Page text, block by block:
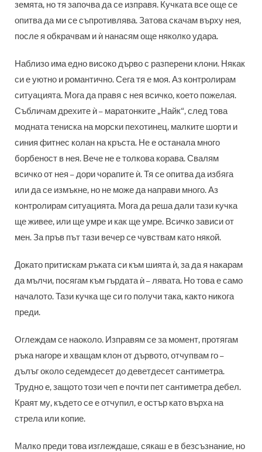
земята, но тя започва да се изправя. Кучката все още се
опитва да ми се съпротивлява. Затова скачам върху нея,
после я об­крачвам и ѝ нанасям още няколко удара.
Наблизо има едно високо дърво с разперени клони. Някак
си е уютно и романтично. Сега тя е моя. Аз контролирам
ситуацията. Мога да правя с нея всичко, което пожелая.
Събличам дрехите ѝ – маратонките „Найк“, след това
модната тениска на морски пехотинец, малките шорти и
синия фитнес колан на кръста. Не е останала много
борбеност в нея. Вече не е толкова корава. Свалям
всичко от нея – дори чорапите ѝ. Тя се опитва да избяга
или да се измъкне, но не може да направи много. Аз
контролирам ситуацията. Мога да реша дали тази кучка
ще живее, или ще умре и как ще умре. Всичко зависи от
мен. За пръв път тази вечер се чувствам като някой.
Докато притискам ръката си към шията ѝ, за да я накарам
да мълчи, посягам към гърдата ѝ – лявата. Но това е само
началото. Тази кучка ще си го получи така, както никога
преди.
Оглеждам се наоколо. Изправям се за момент, протягам
ръка нагоре и хващам клон от дървото, отчупвам го –
дълъг около седемдесет до деветдесет сантиметра.
Трудно е, защото този чеп е почти пет сантиметра дебел.
Краят му, където се е отчупил, е остър като върха на
стрела или копие.
Малко преди това изглеждаше, сякаш е в безсъзнание, но